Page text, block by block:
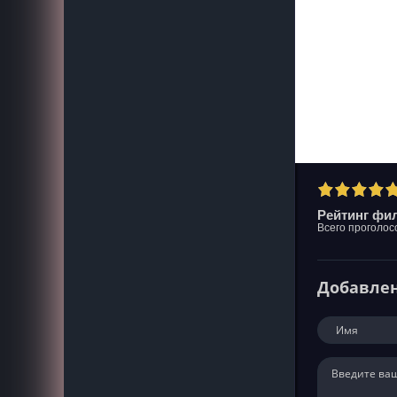
Рейтинг
Всего